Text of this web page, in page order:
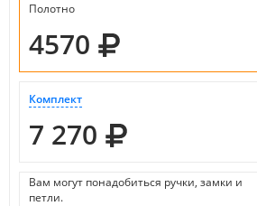
Полотно
4570
Комплект
7 270
Вам могут понадобиться ручки, замки и
петли.